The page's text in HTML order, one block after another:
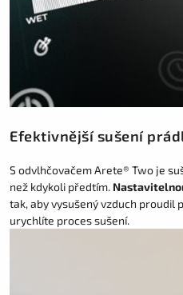
Efektivnější sušení
S odvlhčovačem Arete® Two je
než kdykoli předtím.
tak, aby vysušený vzduch proudil
urychlíte proces sušení.